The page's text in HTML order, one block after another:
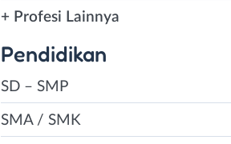
+ Profesi Lainnya
Pendidikan
SD – SMP
SMA / SMK